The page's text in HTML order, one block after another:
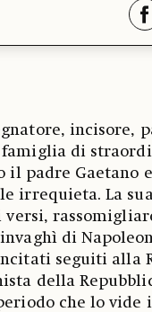
incisore,
famiglia di
padre Gaetano
irrequieta. La
di
seguiti alla
della
che lo